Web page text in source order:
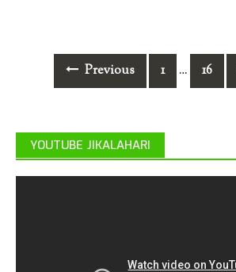
Posts
navigation
Previous 1 … 16
YOUTUBE JIKALAHARI